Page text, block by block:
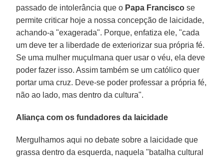
passado de intolerância que o Papa Francisco se
permite criticar hoje a nossa concepção de laicidade,
achando-a "exagerada". Porque, enfatiza ele, "cada
um deve ter a liberdade de exteriorizar sua própria fé.
Se uma mulher muçulmana quer usar o véu, ela deve
poder fazer isso. Assim também se um católico quer
portar uma cruz. Deve-se poder professar a própria fé,
não ao lado, mas dentro da cultura".
Aliança com os fundadores da laicidade
Mergulhamos aqui no debate sobre a laicidade que
grassa dentro da esquerda, naquela "batalha cultural